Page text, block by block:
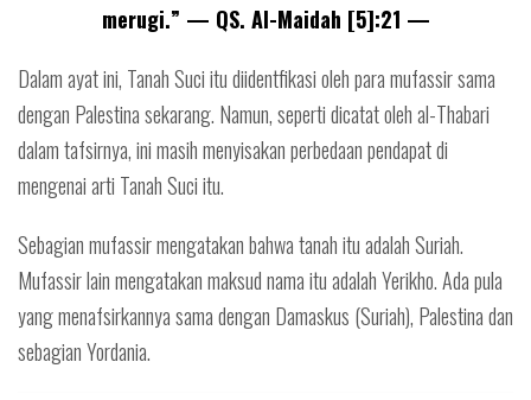
merugi.” — QS. Al-Maidah [5]:21 —
Dalam ayat ini, Tanah Suci itu diidentfikasi oleh para mufassir sama
dengan Palestina sekarang. Namun, seperti dicatat oleh al-Thabari
dalam tafsirnya, ini masih menyisakan perbedaan pendapat di
mengenai arti Tanah Suci itu.
Sebagian mufassir mengatakan bahwa tanah itu adalah Suriah.
Mufassir lain mengatakan maksud nama itu adalah Yerikho. Ada pula
yang menafsirkannya sama dengan Damaskus (Suriah), Palestina dan
sebagian Yordania.